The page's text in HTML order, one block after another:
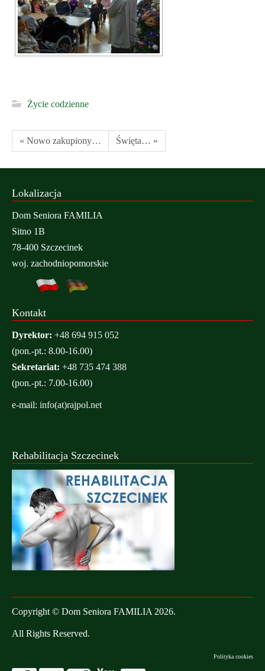
Życie codzienne
« Nowo zakupiony… Święta… »
Lokalizacja
Dom Seniora FAMILIA
Sitno 1B
78-400 Szczecinek
woj. zachodniopomorskie
Kontakt
Dyrektor: +48 694 915 052
(pon.-pt.: 8.00-16.00)
Sekretariat: +48 735 474 388
(pon.-pt.: 7.00-16.00)
e-mail: info(at)rajpol.net
Rehabilitacja Szczecinek
Copyright © Dom Seniora FAMILIA 2026.
All Rights Reserved.
Polityka cookies